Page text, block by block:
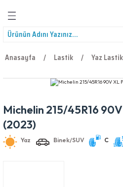
Anasayfa Lastik Yaz
Michelin 215/45R16
(2023)